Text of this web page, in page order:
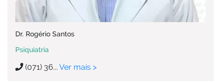
Dr. Rogério Santos
Psiquiatria
(071) 36... Ver mais >